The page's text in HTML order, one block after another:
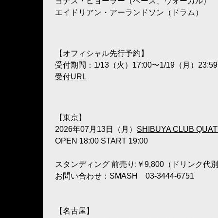
エイドリアン・アーランドソン（ドラム）
【オフィシャル先行予約】
受付期間：1/13（火）17:00〜1/19（月）23:59
受付URL
【東京】
2026年07月13日（月） SHIBUYA CLUB
OPEN 18:00 START 19:00
スタンディング 前売り:￥9,800（ドリンク代別
お問い合わせ：SMASH 03-3444-6751
【名古屋】